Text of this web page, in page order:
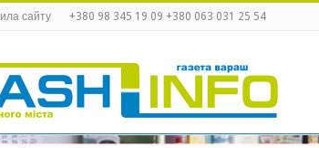
сайту +380 98 345 19 09 +380 063 031 25 54